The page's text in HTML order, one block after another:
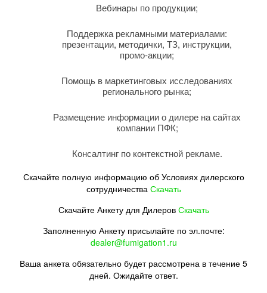
Вебинары по продукции;
Поддержка рекламными материалами:
презентации, методички, ТЗ, инструкции,
промо-акции;
Помощь в маркетинговых исследованиях
регионального рынка;
Размещение информации о дилере на сайтах
компании ПФК;
Консалтинг по контекстной рекламе.
Скачайте полную информацию об Условиях дилерского
сотрудничества Скачать
Скачайте Анкету для Дилеров Скачать
Заполненную Анкету присылайте по эл.почте:
dealer@fumigation1.ru
Ваша анкета обязательно будет рассмотрена в течение 5
дней. Ожидайте ответ.